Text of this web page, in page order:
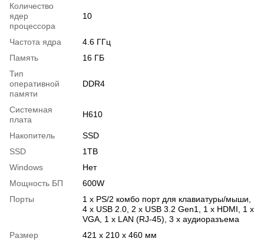
Количество
ядер
процессора
10
Частота ядра
4.6 ГГц
Память
16 ГБ
Тип
оперативной
памяти
DDR4
Системная
плата
H610
Накопитель
SSD
SSD
1TB
Windows
Нет
Мощность БП
600W
Порты
1 x PS/2 комбо порт для клавиатуры/мыши,
4 x USB 2.0, 2 x USB 3.2 Gen1, 1 x HDMI, 1 х
VGA, 1 x LAN (RJ-45), 3 х аудиоразъема
Размер
421 x 210 x 460 мм